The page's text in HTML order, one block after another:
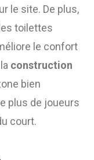
le site. De plus,
toilettes
le confort
construction
bien
plus de joueurs
court.